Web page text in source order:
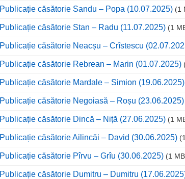
Publicație căsătorie Sandu – Popa (10.07.2025) (1
Publicație căsătorie Stan – Radu (11.07.2025) (1
Publicație căsătorie Neacșu – Crîstescu
Publicație căsătorie Rebrean – Marin (01.07.2025)
Publicație căsătorie Mardale – Simion (19.06.2025)
Publicație căsătorie Negoiasă – Roșu (23.06.2025)
Publicație căsătorie Dincă – Niță (27.06.2025) (1
Publicație căsătorie Ailincăi – David (30.06.2025)
Publicație căsătorie Pîrvu – Grîu (30.06.2025) (1
Publicație căsătorie Dumitru – Dumitru